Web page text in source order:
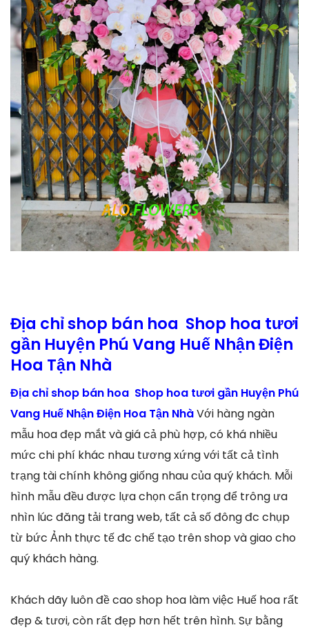
Địa chỉ shop bán hoa Shop hoa tươi
gần Huyện Phú Vang Huế Nhận Điện
Hoa Tận Nhà
Địa chỉ shop bán hoa Shop hoa tươi gần Huyện Phú
Vang Huế Nhận Điện Hoa Tận NhàVới hàng ngàn
mẫu hoa đẹp mắt và giá cả phù hợp, có khá nhiều
mức chi phí khác nhau tương xứng với tất cả tình
trạng tài chính không giống nhau của quý khách. Mỗi
hình mẫu đều được lựa chọn cẩn trọng để trông ưa
nhìn lúc đăng tải trang web, tất cả số đông đc chụp
từ bức Ảnh thực tế đc chế tạo trên shop và giao cho
quý khách hàng.
Khách dãy luôn đề cao shop hoa làm việc Huế hoa rất
đẹp & tươi, còn rất đẹp hơn hết trên hình. Sự bằng